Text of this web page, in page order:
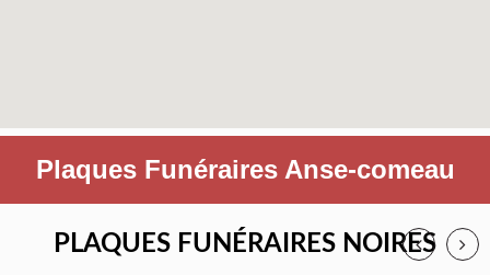
Plaques Funéraires Anse-comeau
PLAQUES FUNÉRAIRES NOIRES